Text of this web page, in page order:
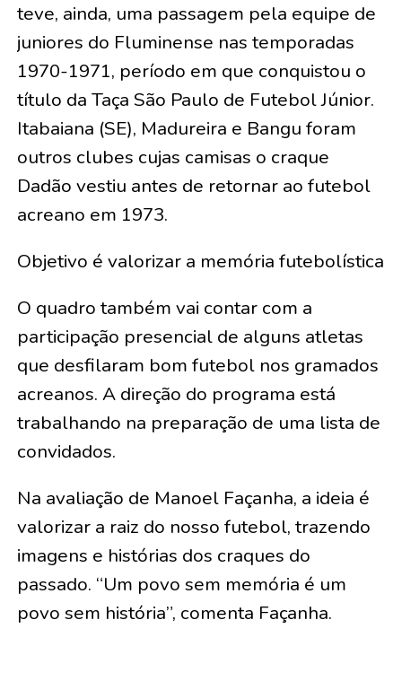
teve, ainda, uma passagem pela equipe de
juniores do Fluminense nas temporadas
1970-1971, período em que conquistou o
título da Taça São Paulo de Futebol Júnior.
Itabaiana (SE), Madureira e Bangu foram
outros clubes cujas camisas o craque
Dadão vestiu antes de retornar ao futebol
acreano em 1973.
Objetivo é valorizar a memória futebolística
O quadro também vai contar com a
participação presencial de alguns atletas
que desfilaram bom futebol nos gramados
acreanos. A direção do programa está
trabalhando na preparação de uma lista de
convidados.
Na avaliação de Manoel Façanha, a ideia é
valorizar a raiz do nosso futebol, trazendo
imagens e histórias dos craques do
passado. “Um povo sem memória é um
povo sem história”, comenta Façanha.